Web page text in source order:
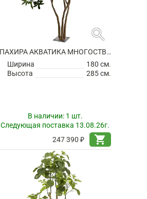
search
ПАХИРА АКВАТИКА МНОГОСТВОЛЬНАЯ ИСКУССТВЕННАЯ
Ширина
180 см.
Высота
285 см.
В наличии: 1 шт.
Следующая поставка 13.08.26г.
247 390 ₽
shopping_cart